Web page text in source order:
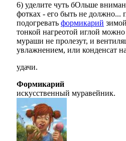
6) уделите чуть бОльше
фотках - его быть не должно...
подогревать формикарий
тонкой нагреотой иглой
мураши не пролезут, и
увлажнением, или конденсат
удачи.
Формикарий
искусственный муравейник.